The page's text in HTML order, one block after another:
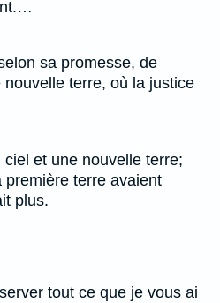
sa promesse, de
terre, où la justice
et une nouvelle terre;
terre avaient
plus.
tout ce que je vous ai